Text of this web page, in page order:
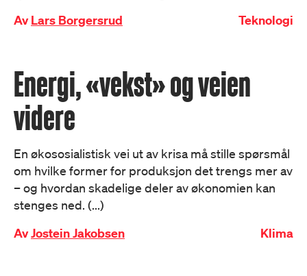
AvLars Borgersrud Teknologi
Energi, «vekst» og veien
videre
En økososialistisk vei ut av krisa må stille spørsmål
om hvilke former for produksjon det trengs mer av
– og hvordan skadelige deler av økonomien kan
stenges ned. (...)
AvJostein Jakobsen Klima